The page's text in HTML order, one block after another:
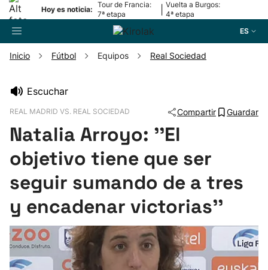
Hoy es noticia:
Tour de Francia:
7ª etapa
Vuelta a Burgos:
4ª etapa
ES
Pelota
Remo
Baloncesto
Ciclismo
Inicio Fútbol Equipos Real Sociedad
Escuchar
REAL MADRID VS. REAL SOCIEDAD Compartir Guardar
Natalia Arroyo: ''El
objetivo tiene que ser
seguir sumando de a tres
y encadenar victorias''